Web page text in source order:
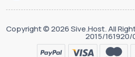
Copyright © 2026 Sive.Host. All
2015/161920/